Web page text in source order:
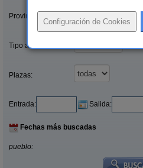
Provincias/Islas:
Tipo alquiler:
Plazas:
Entrada: Salida:
Fechas más buscadas
pueblo: